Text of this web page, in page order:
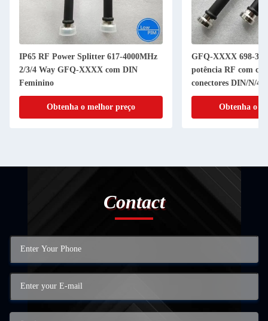
IP65 RF Power Splitter 617-4000MHz
2/3/4 Way GFQ-XXXX com DIN
Feminino
Obtenha o melhor preço
GFQ-XXXX 698-
potência RF com
conectores DIN/N/
Obtenha o
Contact